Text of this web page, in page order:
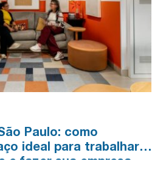
Paulo: como
ideal para trabalhar,
e fazer sua empresa